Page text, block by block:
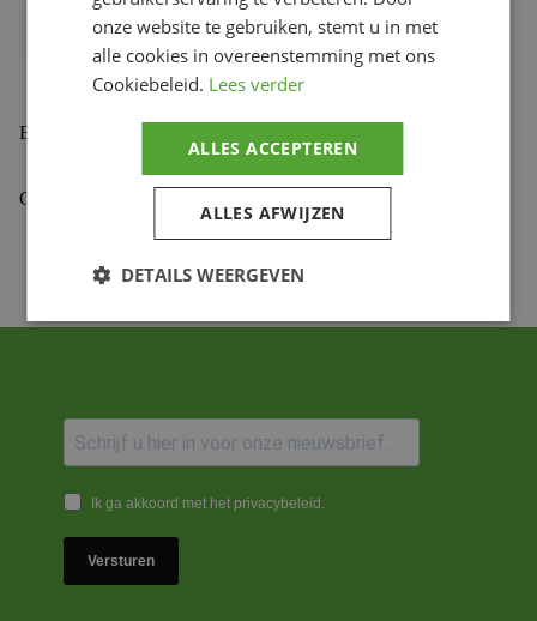
Bihr productcode 1108482002, 4054783232505
Productmerk SHIN YO
Beoordelingen (0)
Gekoppelde Motoren
Ik ga akkoord met het privacybeleid.
Versturen
onze website te gebruiken, stemt u in met
alle cookies in overeenstemming met ons
Cookiebeleid. Lees verder
ALLES ACCEPTEREN
ALLES AFWIJZEN
DETAILS WEERGEVEN